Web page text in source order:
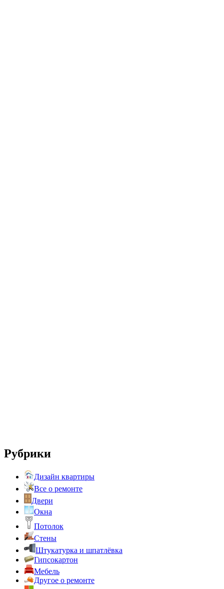
Рубрики
Дизайн квартиры
Все о ремонте
Двери
Окна
Потолок
Стены
Штукатурка и шпатлёвка
Гипсокартон
Мебель
Другое о ремонте